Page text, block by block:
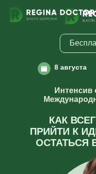
Интенсив
КАК
ПРИЙТИ К
ОСТАТЬСЯ
8 августа